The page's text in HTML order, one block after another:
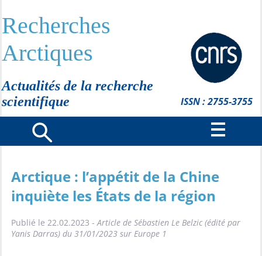
Recherches
Arctiques
Actualités de la recherche
scientifique
ISSN : 2755-3755
Arctique : l’appétit de la Chine
inquiète les États de la région
Publié le 22.02.2023 -Article de Sébastien Le Belzic (édité par
Yanis Darras) du 31/01/2023 sur Europe 1